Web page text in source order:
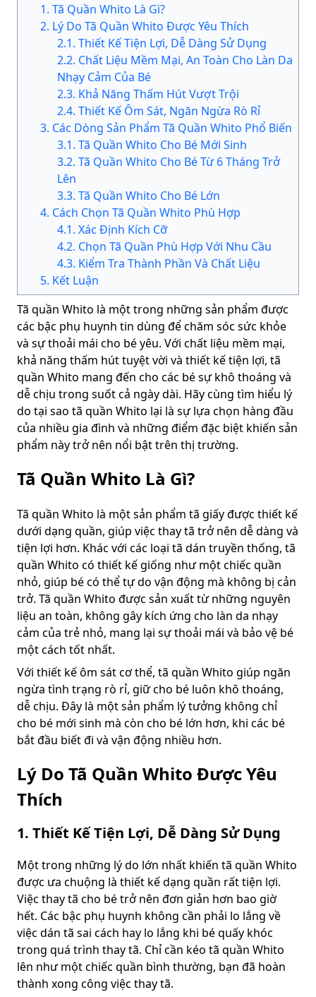
1. Tã Quần Whito Là Gì?
2. Lý Do Tã Quần Whito Được Yêu Thích
2.1. Thiết Kế Tiện Lợi, Dễ Dàng Sử Dụng
2.2. Chất Liệu Mềm Mại, An Toàn Cho Làn Da
Nhạy Cảm Của Bé
2.3. Khả Năng Thấm Hút Vượt Trội
2.4. Thiết Kế Ôm Sát, Ngăn Ngừa Rò Rỉ
3. Các Dòng Sản Phẩm Tã Quần Whito Phổ Biến
3.1. Tã Quần Whito Cho Bé Mới Sinh
3.2. Tã Quần Whito Cho Bé Từ 6 Tháng Trở
Lên
3.3. Tã Quần Whito Cho Bé Lớn
4. Cách Chọn Tã Quần Whito Phù Hợp
4.1. Xác Định Kích Cỡ
4.2. Chọn Tã Quần Phù Hợp Với Nhu Cầu
4.3. Kiểm Tra Thành Phần Và Chất Liệu
5. Kết Luận
Tã quần Whito là một trong những sản phẩm được
các bậc phụ huynh tin dùng để chăm sóc sức khỏe
và sự thoải mái cho bé yêu. Với chất liệu mềm mại,
khả năng thấm hút tuyệt vời và thiết kế tiện lợi, tã
quần Whito mang đến cho các bé sự khô thoáng và
dễ chịu trong suốt cả ngày dài. Hãy cùng tìm hiểu lý
do tại sao tã quần Whito lại là sự lựa chọn hàng đầu
của nhiều gia đình và những điểm đặc biệt khiến sản
phẩm này trở nên nổi bật trên thị trường.
Tã Quần Whito Là Gì?
Tã quần Whito là một sản phẩm tã giấy được thiết kế
dưới dạng quần, giúp việc thay tã trở nên dễ dàng và
tiện lợi hơn. Khác với các loại tã dán truyền thống, tã
quần Whito có thiết kế giống như một chiếc quần
nhỏ, giúp bé có thể tự do vận động mà không bị cản
trở. Tã quần Whito được sản xuất từ những nguyên
liệu an toàn, không gây kích ứng cho làn da nhạy
cảm của trẻ nhỏ, mang lại sự thoải mái và bảo vệ bé
một cách tốt nhất.
Với thiết kế ôm sát cơ thể, tã quần Whito giúp ngăn
ngừa tình trạng rò rỉ, giữ cho bé luôn khô thoáng,
dễ chịu. Đây là một sản phẩm lý tưởng không chỉ
cho bé mới sinh mà còn cho bé lớn hơn, khi các bé
bắt đầu biết đi và vận động nhiều hơn.
Lý Do Tã Quần Whito Được Yêu
Thích
1. Thiết Kế Tiện Lợi, Dễ Dàng Sử Dụng
Một trong những lý do lớn nhất khiến tã quần Whito
được ưa chuộng là thiết kế dạng quần rất tiện lợi.
Việc thay tã cho bé trở nên đơn giản hơn bao giờ
hết. Các bậc phụ huynh không cần phải lo lắng về
việc dán tã sai cách hay lo lắng khi bé quấy khóc
trong quá trình thay tã. Chỉ cần kéo tã quần Whito
lên như một chiếc quần bình thường, bạn đã hoàn
thành xong công việc thay tã.